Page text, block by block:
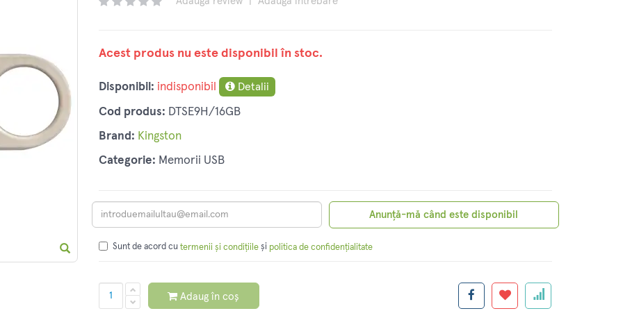
Acest produs nu este disponibil în stoc.
Disponibil: indisponibil Detalii
Cod produs: DTSE9H/16GB
Brand: Kingston
Categorie: Memorii USB
Anunță-mă când este disponibil
Sunt de acord cu termenii și condițiileși politica de confidențialitate
Adaug în coș